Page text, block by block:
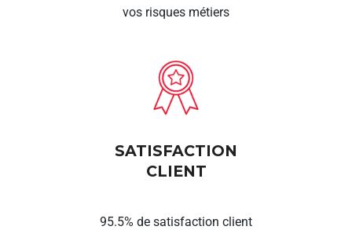
vos risques métiers
SATISFACTION
CLIENT
95.5% de satisfaction client